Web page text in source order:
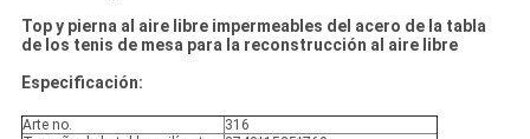
Top y pierna al aire libre impermeables del acero de la tabla
de los tenis de mesa para la reconstrucción al aire libre
Especificación:
Arte no.
316